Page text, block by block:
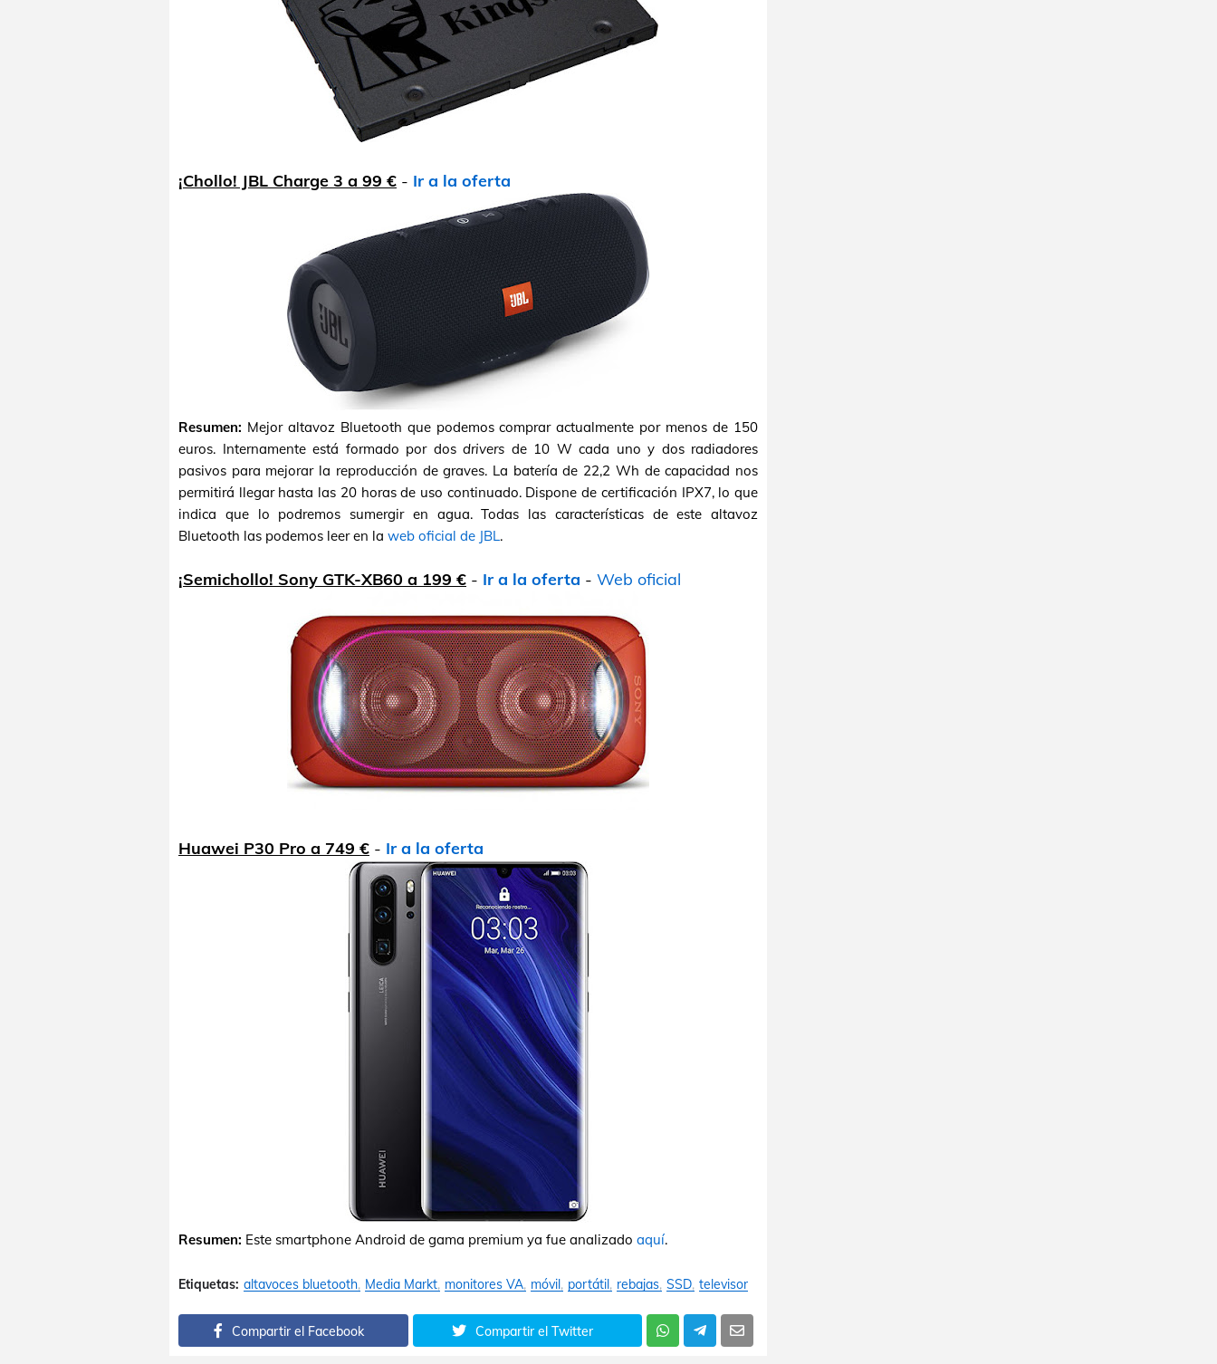
¡Chollo! JBL Charge 3 a 99 € - Ir a la oferta
Resumen: Mejor altavoz Bluetooth que podemos comprar actualmente por menos de 150
euros. Internamente está formado por dos drivers de 10 W cada uno y dos radiadores
pasivos para mejorar la reproducción de graves. La batería de 22,2 Wh de capacidad nos
permitirá llegar hasta las 20 horas de uso continuado. Dispone de certificación IPX7, lo que
indica que lo podremos sumergir en agua. Todas las características de este altavoz
Bluetooth las podemos leer en la web oficial de JBL.
¡Semichollo! Sony GTK-XB60 a 199 € - Ir a la oferta - Web oficial
Huawei P30 Pro a 749 € - Ir a la oferta
Resumen: Este smartphone Android de gama premium ya fue analizado aquí.
Etiquetas: altavoces bluetooth Media Markt monitores VA móvil portátil rebajas SSD televisor
Compartir el Facebook Compartir el Twitter